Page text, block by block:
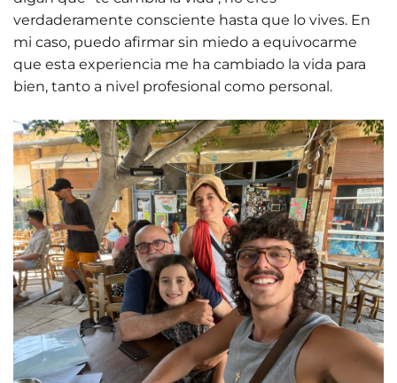
verdaderamente consciente hasta que lo vives. En
mi caso, puedo afirmar sin miedo a equivocarme
que esta experiencia me ha cambiado la vida para
bien, tanto a nivel profesional como personal.